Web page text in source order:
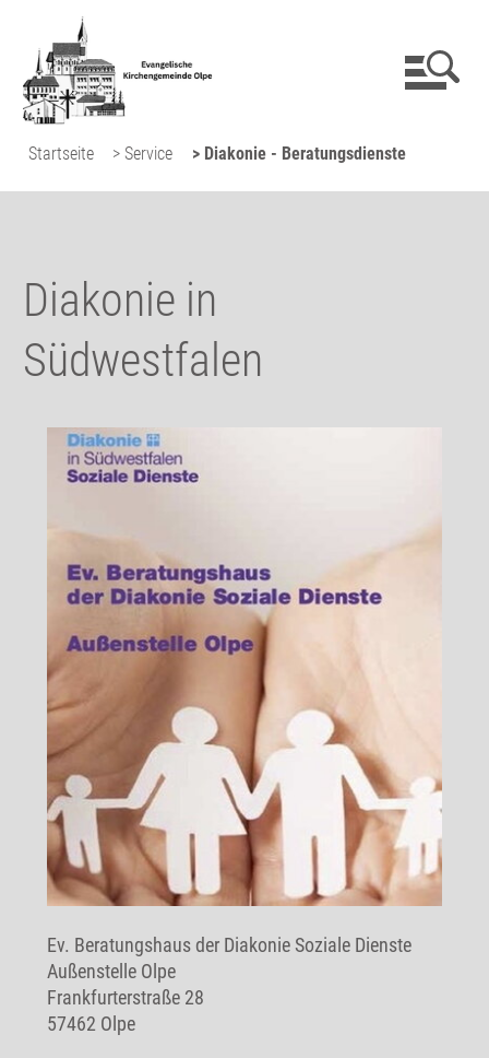
Startseite > Service > Diakonie - Beratungsdienste
Diakonie in
Südwestfalen
Ev. Beratungshaus der Diakonie Soziale Dienste
Außenstelle Olpe
Frankfurterstraße 28
57462 Olpe